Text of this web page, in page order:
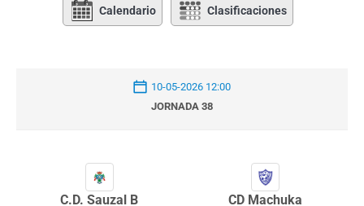
Calendario Clasificaciones
10-05-2026 12:00
JORNADA 38
C.D. Sauzal B CD Machuka